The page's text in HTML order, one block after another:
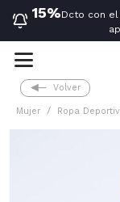
15%Dcto con el
Volver
Mujer Ropa